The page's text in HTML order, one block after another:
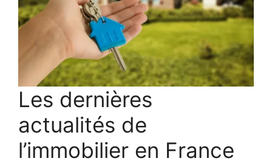
Les dernières
actualités de
l’immobilier en France